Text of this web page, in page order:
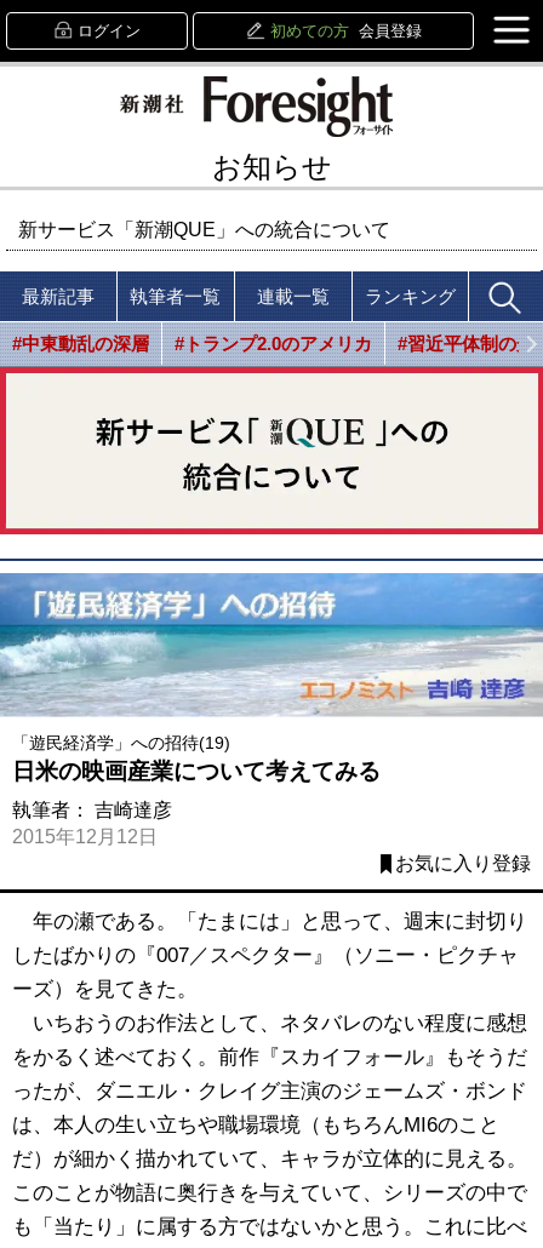
ログイン 初めての方 会員登録
お知らせ
新サービス「新潮QUE」への統合について
最新記事 執筆者一覧 連載一覧 ランキング
#中東動乱の深層 #トランプ2.0のアメリカ #習近平体制の光
「遊民経済学」への招待(19)
日米の映画産業について考えてみる
執筆者： 吉崎達彦
2015年12月12日
お気に入り登録
年の瀬である。「たまには」と思って、週末に封切り
したばかりの『007／スペクター』（ソニー・ピクチャ
ーズ）を見てきた。
いちおうのお作法として、ネタバレのない程度に感想
をかるく述べておく。前作『スカイフォール』もそうだ
ったが、ダニエル・クレイグ主演のジェームズ・ボンド
は、本人の生い立ちや職場環境（もちろんMI6のこと
だ）が細かく描かれていて、キャラが立体的に見える。
このことが物語に奥行きを与えていて、シリーズの中で
も「当たり」に属する方ではないかと思う。これに比べ